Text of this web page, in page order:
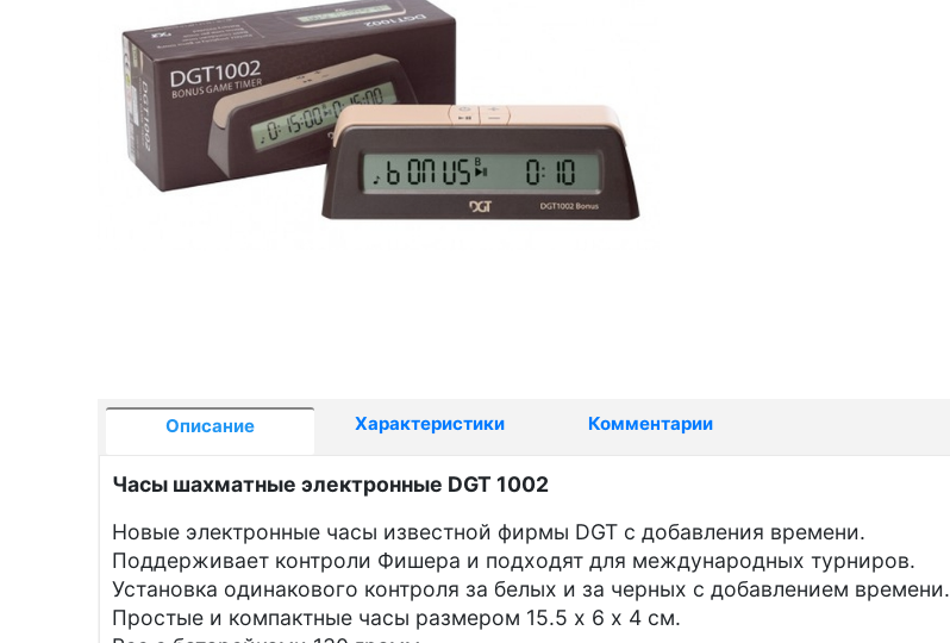
Описание Характеристики Комментарии
Часы шахматные электронные DGT 1002
Новые электронные часы известной фирмы DGT с добавления времени.
Поддерживает контроли Фишера и подходят для международных турниров.
Установка одинакового контроля за белых и за черных с добавлением времени.
Простые и компактные часы размером 15.5 х 6 х 4 см.